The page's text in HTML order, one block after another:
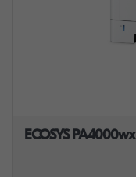
ECOSYS PA4000wx